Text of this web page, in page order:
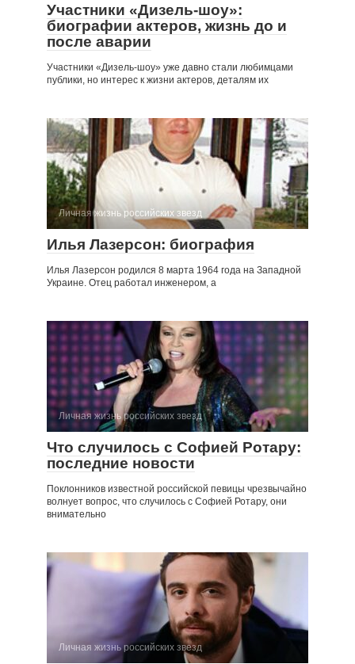
Участники «Дизель-шоу»:
биографии актеров, жизнь до и
после аварии
Участники «Дизель-шоу» уже давно стали любимцами
публики, но интерес к жизни актеров, деталям их
Личная жизнь российских звезд
Илья Лазерсон: биография
Илья Лазерсон родился 8 марта 1964 года на Западной
Украине. Отец работал инженером, а
Личная жизнь российских звезд
Что случилось с Софией Ротару:
последние новости
Поклонников известной российской певицы чрезвычайно
волнует вопрос, что случилось с Софией Ротару, они
внимательно
Личная жизнь российских звезд